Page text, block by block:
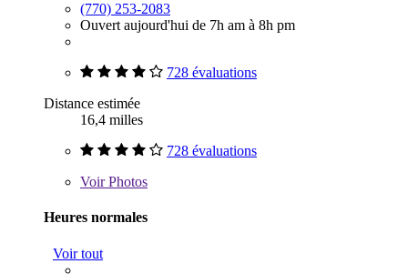
(770) 253-2083
Ouvert aujourd'hui de 7h am à 8h pm
728 évaluations
Distance estimée
16,4 milles
728 évaluations
VoirPhotos
Heures normales
Voir tout